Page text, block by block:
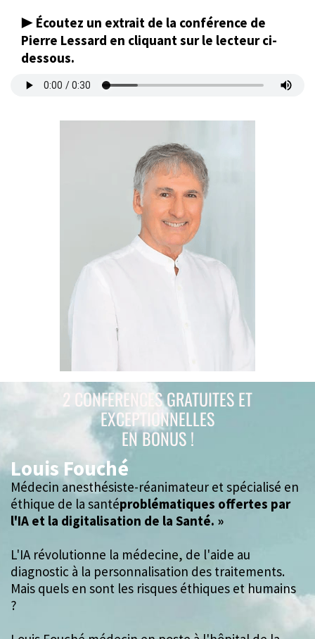
▶️ Écoutez un extrait de la conférence de
Pierre Lessard en cliquant sur le lecteur ci-
dessous.
2 CONFERENCES GRATUITES ET
EXCEPTIONNELLES
EN BONUS !
Louis Fouché
Médecin anesthésiste-réanimateur et spécialisé en
éthique de la santéproblématiques offertes par
l'IA et la digitalisation de la Santé. »
L'IA révolutionne la médecine, de l'aide au
diagnostic à la personnalisation des traitements.
Mais quels en sont les risques éthiques et humains
?